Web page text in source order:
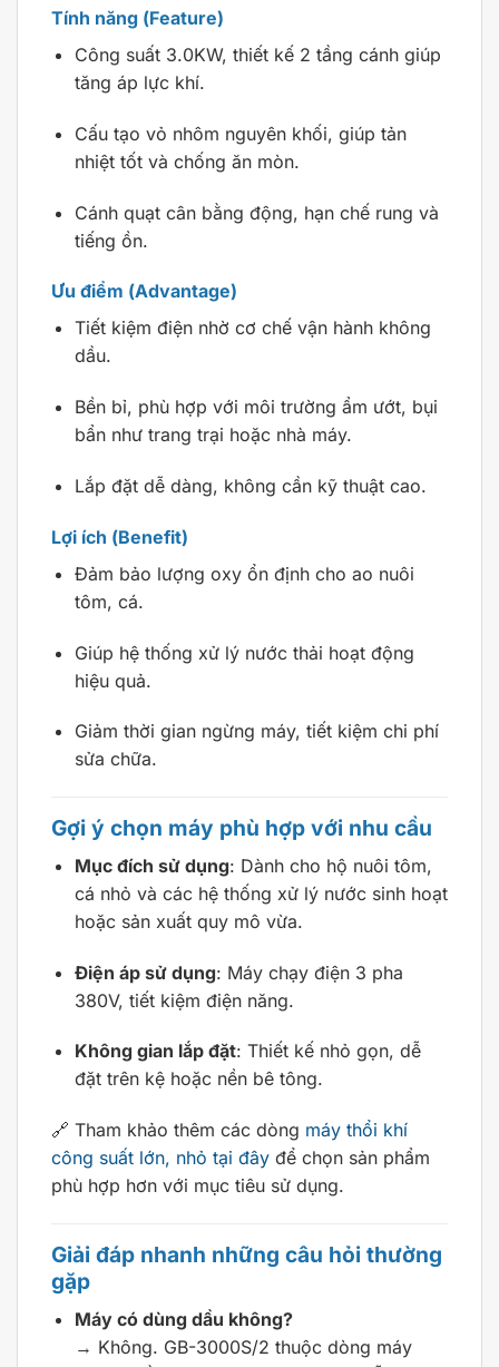
Tính năng (Feature)
Công suất 3.0KW, thiết kế 2 tầng cánh giúp
tăng áp lực khí.
Cấu tạo vỏ nhôm nguyên khối, giúp tản
nhiệt tốt và chống ăn mòn.
Cánh quạt cân bằng động, hạn chế rung và
tiếng ồn.
Ưu điểm (Advantage)
Tiết kiệm điện nhờ cơ chế vận hành không
dầu.
Bền bỉ, phù hợp với môi trường ẩm ướt, bụi
bẩn như trang trại hoặc nhà máy.
Lắp đặt dễ dàng, không cần kỹ thuật cao.
Lợi ích (Benefit)
Đảm bảo lượng oxy ổn định cho ao nuôi
tôm, cá.
Giúp hệ thống xử lý nước thải hoạt động
hiệu quả.
Giảm thời gian ngừng máy, tiết kiệm chi phí
sửa chữa.
Gợi ý chọn máy phù hợp với nhu cầu
Mục đích sử dụng: Dành cho hộ nuôi tôm,
cá nhỏ và các hệ thống xử lý nước sinh hoạt
hoặc sản xuất quy mô vừa.
Điện áp sử dụng: Máy chạy điện 3 pha
380V, tiết kiệm điện năng.
Không gian lắp đặt: Thiết kế nhỏ gọn, dễ
đặt trên kệ hoặc nền bê tông.
🔗 Tham khảo thêm các dòng máy thổi khí
công suất lớn, nhỏ tại đây để chọn sản phẩm
phù hợp hơn với mục tiêu sử dụng.
Giải đáp nhanh những câu hỏi thường
gặp
Máy có dùng dầu không?
→ Không. GB-3000S/2 thuộc dòng máy